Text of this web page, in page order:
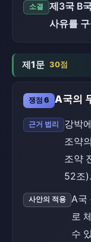
소결
제3국 B
사유를
제1문 30점
쟁점 6 A국의
근거 법리
강박
조약
조약
52조).
사안의 적용
A국
로
수